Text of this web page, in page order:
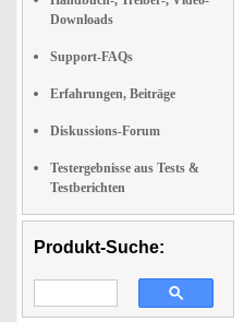
Downloads
Support-FAQs
Erfahrungen, Beiträge
Diskussions-Forum
Testergebnisse aus Tests &
Testberichten
Produkt-Suche: